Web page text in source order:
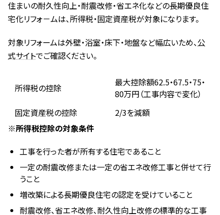
住まいの耐久性向上・耐震改修・省エネ化などの長期優良住
宅化リフォ－ムは、所得税・固定資産税が対象になります。
対象リフォームは外壁・浴室・床下・地盤など幅広いため、公
式サイトでご確認ください。
所得税の控除
最大控除額62.5・67.5・75・
80万円（工事内容で変化）
固定資産税の控除
2/3を減額
※所得税控除の対象条件
工事を行った者が所有する住宅であること
一定の耐震改修または一定の省エネ改修工事と併せて行
うこと
増改築による長期優良住宅の認定を受けていること
耐震改修、省エネ改修、耐久性向上改修の標準的な工事